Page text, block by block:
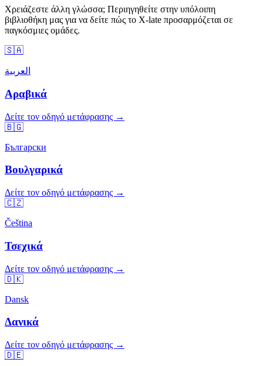
Χρειάζεστε άλλη γλώσσα; Περιηγηθείτε στην υπόλοιπη
βιβλιοθήκη μας για να δείτε πώς το X-late προσαρμόζεται σε
παγκόσμιες ομάδες.
🇸🇦
العربية
Αραβικά
Δείτε τον οδηγό μετάφρασης →
🇧🇬
Български
Βουλγαρικά
Δείτε τον οδηγό μετάφρασης →
🇨🇿
Čeština
Τσεχικά
Δείτε τον οδηγό μετάφρασης →
🇩🇰
Dansk
Δανικά
Δείτε τον οδηγό μετάφρασης →
🇩🇪